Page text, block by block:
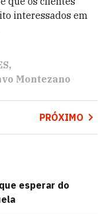
interessados em
Montezano
PRÓXIMO
esperar do